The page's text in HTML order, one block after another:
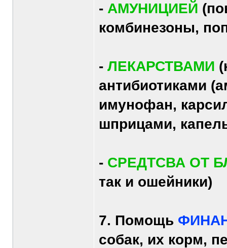
- АМУНИЦИЕЙ
комбинезоны,
- ЛЕКАРСТВАМИ
антибиотиками
имунофан,
шприцами,
- СРЕДТСВА ОТ
так и ошейники)
7. Помощь
собак, их корм,